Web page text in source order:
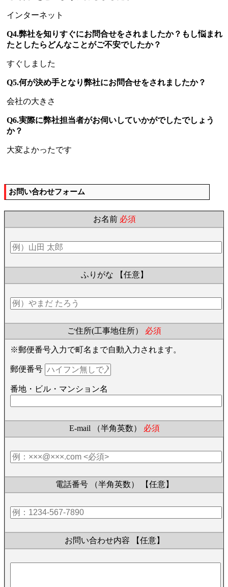
インターネット
Q4.弊社を知りすぐにお問合せをされましたか？もし悩まれ
たとしたらどんなことがご不安でしたか？
すぐしました
Q5.何が決め手となり弊社にお問合せをされましたか？
会社の大きさ
Q6.実際に弊社担当者がお伺いしていかがでしたでしょう
か？
大変よかったです
お問い合わせフォーム
お名前 必須
ふりがな 【任意】
ご住所(工事地住所） 必須
※郵便番号入力で町名まで自動入力されます。
郵便番号
番地・ビル・マンション名
E-mail （半角英数） 必須
電話番号 （半角英数） 【任意】
お問い合わせ内容 【任意】